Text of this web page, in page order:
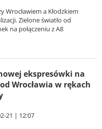
Wrocławiem a Kłodzkiem
Zielone światło od
na połączeniu z A8
ekspresówki na
Wrocławia w rękach
21 | 12:07